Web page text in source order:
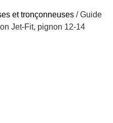
et tronçonneuses / Guide
Jet-Fit, pignon 12-14